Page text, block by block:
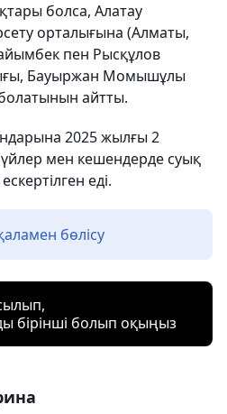
болса, Алатау
орталығына (Алматы,
пен Рысқұлов
Бауыржан Момышұлы
айтты.
2025 жылғы 2
үйлер мен кешендерде суық
еді.
бөлісу
бірінші болып оқыңыз